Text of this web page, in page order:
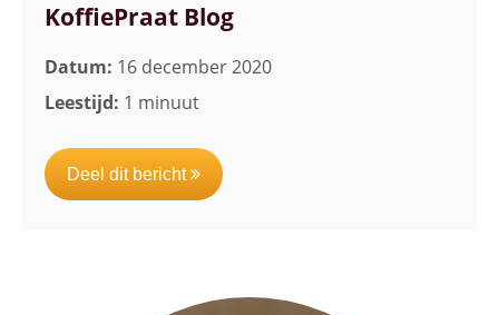
KoffiePraat Blog
Datum: 16 december 2020
Leestijd: 1 minuut
Deel dit bericht